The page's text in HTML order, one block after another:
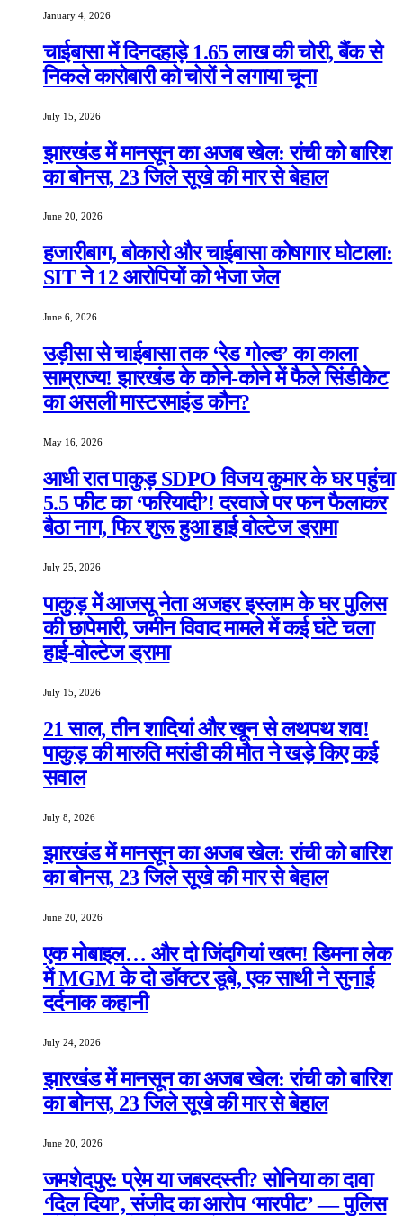
January 4, 2026
चाईबासा में दिनदहाड़े 1.65 लाख की चोरी, बैंक से
निकले कारोबारी को चोरों ने लगाया चूना
July 15, 2026
झारखंड में मानसून का अजब खेल: रांची को बारिश
का बोनस, 23 जिले सूखे की मार से बेहाल
June 20, 2026
हजारीबाग, बोकारो और चाईबासा कोषागार घोटाला:
SIT ने 12 आरोपियों को भेजा जेल
June 6, 2026
उड़ीसा से चाईबासा तक ‘रेड गोल्ड’ का काला
साम्राज्य! झारखंड के कोने-कोने में फैले सिंडीकेट
का असली मास्टरमाइंड कौन?
May 16, 2026
आधी रात पाकुड़ SDPO विजय कुमार के घर पहुंचा
5.5 फीट का ‘फरियादी’! दरवाजे पर फन फैलाकर
बैठा नाग, फिर शुरू हुआ हाई वोल्टेज ड्रामा
July 25, 2026
पाकुड़ में आजसू नेता अजहर इस्लाम के घर पुलिस
की छापेमारी, जमीन विवाद मामले में कई घंटे चला
हाई-वोल्टेज ड्रामा
July 15, 2026
21 साल, तीन शादियां और खून से लथपथ शव!
पाकुड़ की मारुति मरांडी की मौत ने खड़े किए कई
सवाल
July 8, 2026
झारखंड में मानसून का अजब खेल: रांची को बारिश
का बोनस, 23 जिले सूखे की मार से बेहाल
June 20, 2026
एक मोबाइल… और दो जिंदगियां खत्म! डिमना लेक
में MGM के दो डॉक्टर डूबे, एक साथी ने सुनाई
दर्दनाक कहानी
July 24, 2026
झारखंड में मानसून का अजब खेल: रांची को बारिश
का बोनस, 23 जिले सूखे की मार से बेहाल
June 20, 2026
जमशेदपुर: प्रेम या जबरदस्ती? सोनिया का दावा
‘दिल दिया’, संजीद का आरोप ‘मारपीट’ — पुलिस